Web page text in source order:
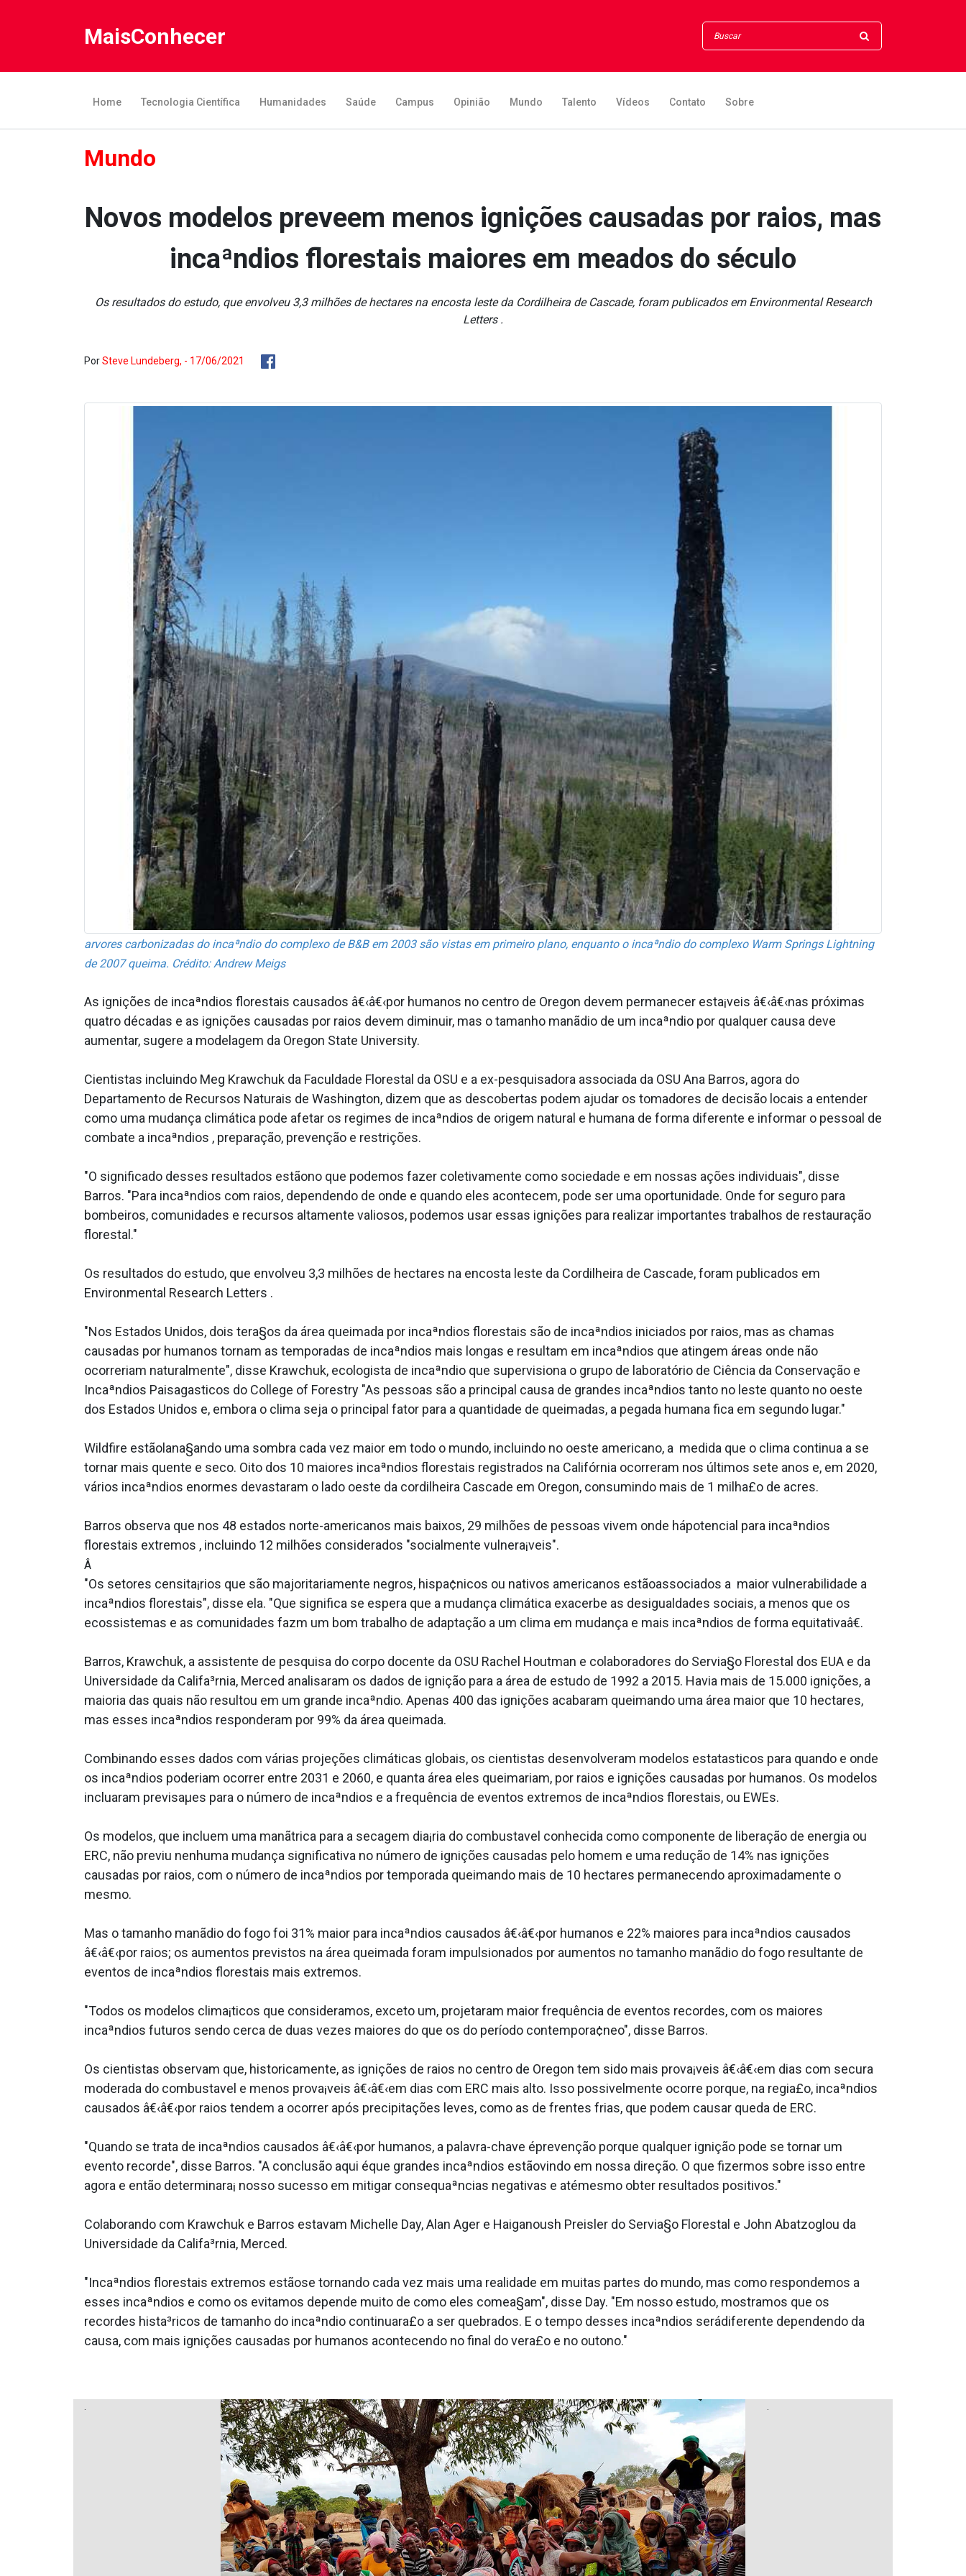
MaisConhecer
Home Tecnologia Científica Humanidades Saúde Campus Opinião Mundo Talento Vídeos Contato Sobre
Mundo
Novos modelos preveem menos ignições causadas por raios, mas
incaªndios florestais maiores em meados do século
Os resultados do estudo, que envolveu 3,3 milhões de hectares na encosta leste da Cordilheira de Cascade, foram publicados em Environmental Research
Letters .
PorSteve Lundeberg, - 17/06/2021
arvores carbonizadas do incaªndio do complexo de B&B em 2003 são vistas em primeiro plano, enquanto o incaªndio do complexo Warm Springs Lightning
de 2007 queima. Crédito: Andrew Meigs
As ignições de incaªndios florestais causados â€‹â€‹por humanos no centro de Oregon devem permanecer esta¡veis â€‹â€‹nas próximas
quatro décadas e as ignições causadas por raios devem diminuir, mas o tamanho manãdio de um incaªndio por qualquer causa deve
aumentar, sugere a modelagem da Oregon State University.
Cientistas incluindo Meg Krawchuk da Faculdade Florestal da OSU e a ex-pesquisadora associada da OSU Ana Barros, agora do
Departamento de Recursos Naturais de Washington, dizem que as descobertas podem ajudar os tomadores de decisão locais a entender
como uma mudança climática pode afetar os regimes de incaªndios de origem natural e humana de forma diferente e informar o pessoal de
combate a incaªndios , preparação, prevenção e restrições.
"O significado desses resultados estãono que podemos fazer coletivamente como sociedade e em nossas ações individuais", disse
Barros. "Para incaªndios com raios, dependendo de onde e quando eles acontecem, pode ser uma oportunidade. Onde for seguro para
bombeiros, comunidades e recursos altamente valiosos, podemos usar essas ignições para realizar importantes trabalhos de restauração
florestal."
Os resultados do estudo, que envolveu 3,3 milhões de hectares na encosta leste da Cordilheira de Cascade, foram publicados em
Environmental Research Letters .
"Nos Estados Unidos, dois tera§os da área queimada por incaªndios florestais são de incaªndios iniciados por raios, mas as chamas
causadas por humanos tornam as temporadas de incaªndios mais longas e resultam em incaªndios que atingem áreas onde não
ocorreriam naturalmente", disse Krawchuk, ecologista de incaªndio que supervisiona o grupo de laboratório de Ciência da Conservação e
Incaªndios Paisaga­sticos do College of Forestry "As pessoas são a principal causa de grandes incaªndios tanto no leste quanto no oeste
dos Estados Unidos e, embora o clima seja o principal fator para a quantidade de queimadas, a pegada humana fica em segundo lugar."
Wildfire estãolana§ando uma sombra cada vez maior em todo o mundo, incluindo no oeste americano, a medida que o clima continua a se
tornar mais quente e seco. Oito dos 10 maiores incaªndios florestais registrados na Califórnia ocorreram nos últimos sete anos e, em 2020,
vários incaªndios enormes devastaram o lado oeste da cordilheira Cascade em Oregon, consumindo mais de 1 milha£o de acres.
Barros observa que nos 48 estados norte-americanos mais baixos, 29 milhões de pessoas vivem onde hápotencial para incaªndios
florestais extremos , incluindo 12 milhões considerados "socialmente vulnera¡veis".
Â
"Os setores censita¡rios que são majoritariamente negros, hispa¢nicos ou nativos americanos estãoassociados a maior vulnerabilidade a
incaªndios florestais", disse ela. "Que significa se espera que a mudança climática exacerbe as desigualdades sociais, a menos que os
ecossistemas e as comunidades fazm um bom trabalho de adaptação a um clima em mudança e mais incaªndios de forma equitativaâ€.
Barros, Krawchuk, a assistente de pesquisa do corpo docente da OSU Rachel Houtman e colaboradores do Servia§o Florestal dos EUA e da
Universidade da Califa³rnia, Merced analisaram os dados de ignição para a área de estudo de 1992 a 2015. Havia mais de 15.000 ignições, a
maioria das quais não resultou em um grande incaªndio. Apenas 400 das ignições acabaram queimando uma área maior que 10 hectares,
mas esses incaªndios responderam por 99% da área queimada.
Combinando esses dados com várias projeções climáticas globais, os cientistas desenvolveram modelos estata­sticos para quando e onde
os incaªndios poderiam ocorrer entre 2031 e 2060, e quanta área eles queimariam, por raios e ignições causadas por humanos. Os modelos
inclua­ram previsaµes para o número de incaªndios e a frequência de eventos extremos de incaªndios florestais, ou EWEs.
Os modelos, que incluem uma manãtrica para a secagem dia¡ria do combusta­vel conhecida como componente de liberação de energia ou
ERC, não previu nenhuma mudança significativa no número de ignições causadas pelo homem e uma redução de 14% nas ignições
causadas por raios, com o número de incaªndios por temporada queimando mais de 10 hectares permanecendo aproximadamente o
mesmo.
Mas o tamanho manãdio do fogo foi 31% maior para incaªndios causados â€‹â€‹por humanos e 22% maiores para incaªndios causados
â€‹â€‹por raios; os aumentos previstos na área queimada foram impulsionados por aumentos no tamanho manãdio do fogo resultante de
eventos de incaªndios florestais mais extremos.
"Todos os modelos clima¡ticos que consideramos, exceto um, projetaram maior frequência de eventos recordes, com os maiores
incaªndios futuros sendo cerca de duas vezes maiores do que os do período contempora¢neo", disse Barros.
Os cientistas observam que, historicamente, as ignições de raios no centro de Oregon tem sido mais prova¡veis â€‹â€‹em dias com secura
moderada do combusta­vel e menos prova¡veis â€‹â€‹em dias com ERC mais alto. Isso possivelmente ocorre porque, na regia£o, incaªndios
causados â€‹â€‹por raios tendem a ocorrer após precipitações leves, como as de frentes frias, que podem causar queda de ERC.
"Quando se trata de incaªndios causados â€‹â€‹por humanos, a palavra-chave éprevenção porque qualquer ignição pode se tornar um
evento recorde", disse Barros. "A conclusão aqui éque grandes incaªndios estãovindo em nossa direção. O que fizermos sobre isso entre
agora e então determinara¡ nosso sucesso em mitigar consequaªncias negativas e atémesmo obter resultados positivos."
Colaborando com Krawchuk e Barros estavam Michelle Day, Alan Ager e Haiganoush Preisler do Servia§o Florestal e John Abatzoglou da
Universidade da Califa³rnia, Merced.
"Incaªndios florestais extremos estãose tornando cada vez mais uma realidade em muitas partes do mundo, mas como respondemos a
esses incaªndios e como os evitamos depende muito de como eles comea§am", disse Day. "Em nosso estudo, mostramos que os
recordes hista³ricos de tamanho do incaªndio continuara£o a ser quebrados. E o tempo desses incaªndios serádiferente dependendo da
causa, com mais ignições causadas por humanos acontecendo no final do vera£o e no outono."